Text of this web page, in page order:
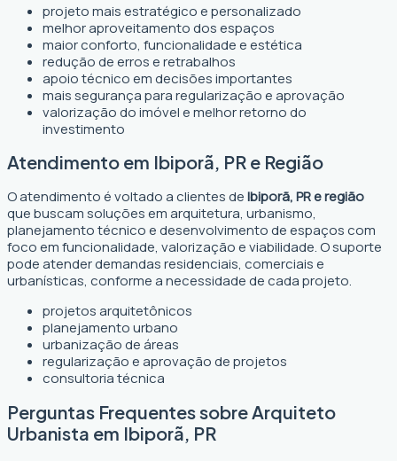
projeto mais estratégico e personalizado
melhor aproveitamento dos espaços
maior conforto, funcionalidade e estética
redução de erros e retrabalhos
apoio técnico em decisões importantes
mais segurança para regularização e aprovação
valorização do imóvel e melhor retorno do
investimento
Atendimento em Ibiporã, PR e Região
O atendimento é voltado a clientes deIbiporã, PR e região
que buscam soluções em arquitetura, urbanismo,
planejamento técnico e desenvolvimento de espaços com
foco em funcionalidade, valorização e viabilidade. O suporte
pode atender demandas residenciais, comerciais e
urbanísticas, conforme a necessidade de cada projeto.
projetos arquitetônicos
planejamento urbano
urbanização de áreas
regularização e aprovação de projetos
consultoria técnica
Perguntas Frequentes sobre Arquiteto
Urbanista em Ibiporã, PR